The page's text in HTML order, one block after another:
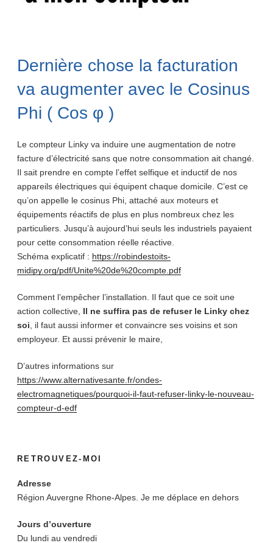
Dernière chose la facturation
va augmenter avec le Cosinus
Phi ( Cos φ )
Le compteur Linky va induire une augmentation de notre
facture d’électricité sans que notre consommation ait changé.
Il sait prendre en compte l’effet selfique et inductif de nos
appareils électriques qui équipent chaque domicile. C’est ce
qu’on appelle le cosinus Phi, attaché aux moteurs et
équipements réactifs de plus en plus nombreux chez les
particuliers. Jusqu’à aujourd’hui seuls les industriels payaient
pour cette consommation réelle réactive.
Schéma explicatif : https://robindestoits-
midipy.org/pdf/Unite%20de%20compte.pdf
Comment l’empêcher l’installation. Il faut que ce soit une
action collective, Il ne suffira pas de refuser le Linky chez
soi , il faut aussi informer et convaincre ses voisins et son
employeur. Et aussi prévenir le maire,
D’autres informations sur
https://www.alternativesante.fr/ondes-
electromagnetiques/pourquoi-il-faut-refuser-linky-le-nouveau-
compteur-d-edf
RETROUVEZ-MOI
Adresse
Région Auvergne Rhone-Alpes. Je me déplace en dehors
Jours d’ouverture
Du lundi au vendredi